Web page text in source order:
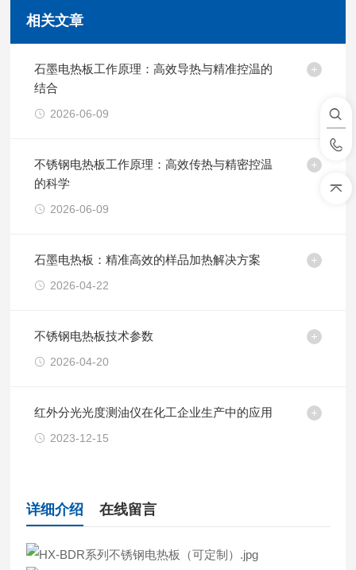
相关文章
石墨电热板工作原理：高效导热与精准控温的
结合
2026-06-09
不锈钢电热板工作原理：高效传热与精密控温
的科学
2026-06-09
石墨电热板：精准高效的样品加热解决方案
2026-04-22
不锈钢电热板技术参数
2026-04-20
红外分光光度测油仪在化工企业生产中的应用
2023-12-15
详细介绍 在线留言